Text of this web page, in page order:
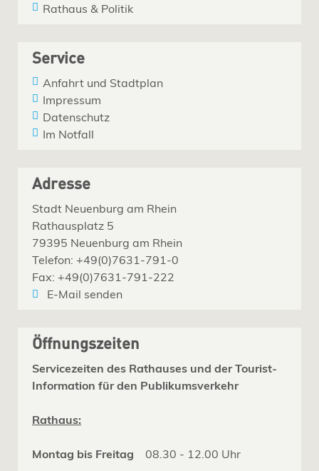
Rathaus & Politik
Service
Anfahrt und Stadtplan
Impressum
Datenschutz
Im Notfall
Adresse
Stadt Neuenburg am Rhein
Rathausplatz 5
79395 Neuenburg am Rhein
Telefon: +49(0)7631-791-0
Fax: +49(0)7631-791-222
E-Mail senden
Öffnungszeiten
Servicezeiten des Rathauses und der Tourist-
Information für den Publikumsverkehr
Rathaus:
Montag bis Freitag 08.30 - 12.00 Uhr